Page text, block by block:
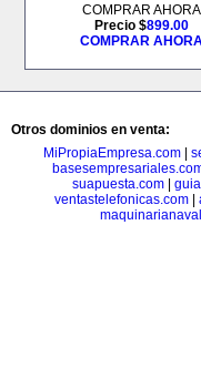
COMPRAR AHORA
Precio $899.00
COMPRAR
Otros dominios en venta:
MiPropiaEmpresa.com|
suapuesta.com
ventastelefonicas.com|